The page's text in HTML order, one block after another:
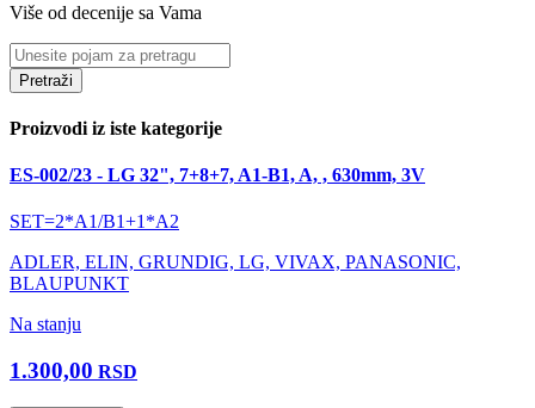
Više od decenije sa Vama
Pretraži
Proizvodi iz iste kategorije
ES-002/23 - LG 32", 7+8+7, A1-B1, A, , 630mm, 3V
SET=2*A1/B1+1*A2
ADLER, ELIN, GRUNDIG, LG, VIVAX, PANASONIC,
BLAUPUNKT
Na stanju
1.300,00 RSD